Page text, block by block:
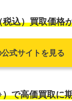
込）買取価格
式サイトを見る
で高価買取に